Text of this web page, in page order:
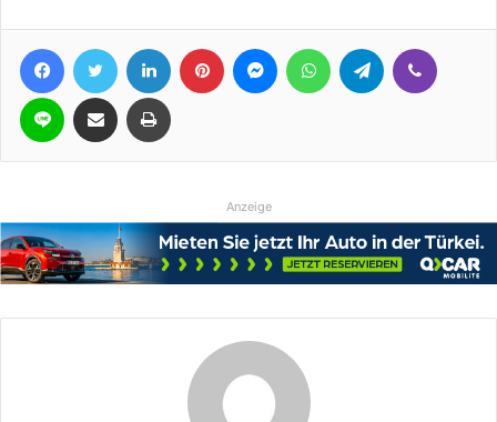
FacebookTwitter LinkedIn Pinterest MessengerWhatsAppTelegram
Line Teile per E-Mail Drucken
Anzeige